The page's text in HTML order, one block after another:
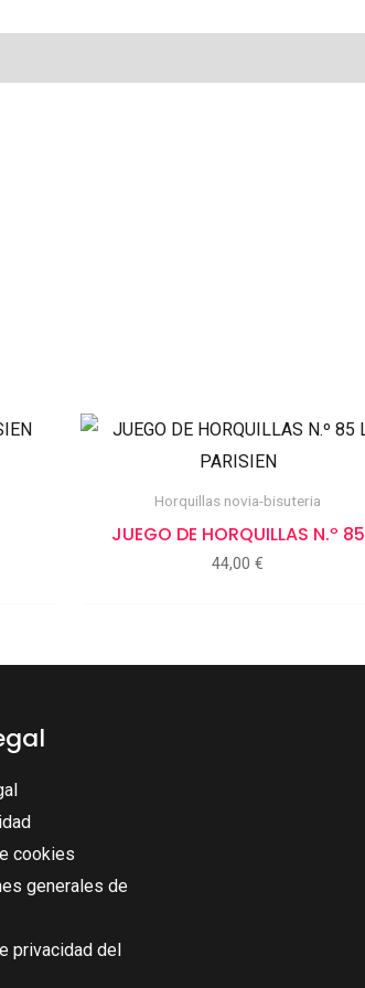
cantidad
Horquillas novia-bisuteria
JUEGO DE HORQUILLAS N.º 85
44,00 €
cookies
generales de
privacidad del